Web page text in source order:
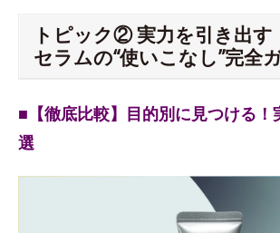
トピック② 実力を引き出す
セラムの“使いこなし”完全
■【徹底比較】目的別に見つける！
選